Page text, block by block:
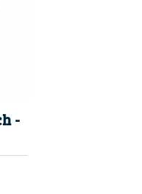
-